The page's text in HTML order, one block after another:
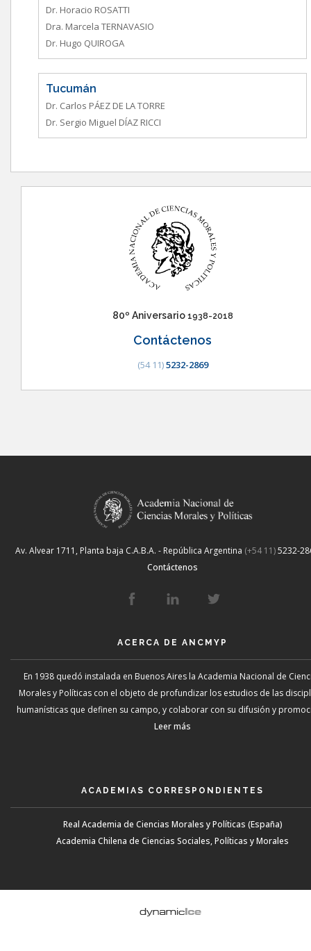
Dr. Horacio ROSATTI
Dra. Marcela TERNAVASIO
Dr. Hugo QUIROGA
Tucumán
Dr. Carlos PÁEZ DE LA TORRE
Dr. Sergio Miguel DÍAZ RICCI
80º Aniversario 1938-2018
Contáctenos
(54 11)5232-2869
Av. Alvear 1711, Planta baja C.A.B.A. - República Argentina (+54 11)5232-
Contáctenos
ACERCA DE ANCMYP
En 1938 quedó instalada en Buenos Aires la Academia Nacional de
Morales y Políticas con el objeto de profundizar los estudios de las
humanísticas que definen su campo, y colaborar con su difusión y
Leer más
ACADEMIAS CORRESPONDIENTES
Real Academia de Ciencias Morales y Políticas (España)
Academia Chilena de Ciencias Sociales, Políticas y Morales